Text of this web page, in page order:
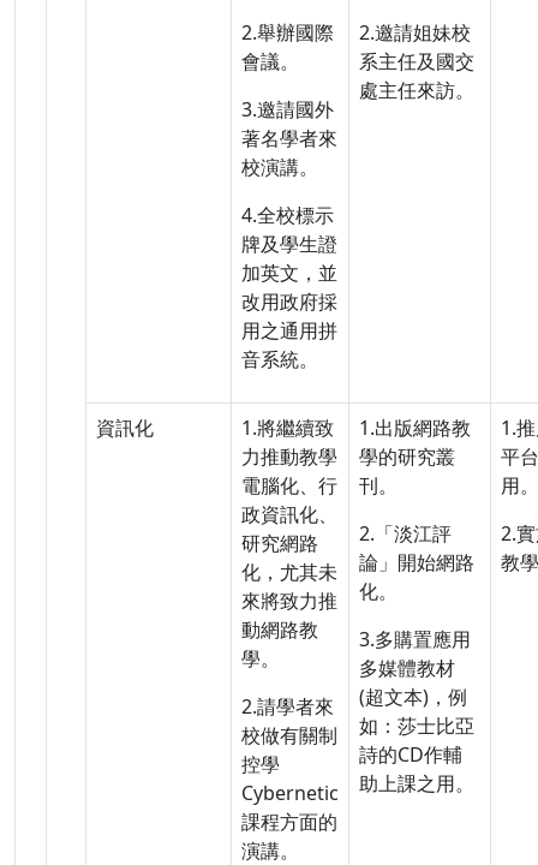
2.舉辦國際
會議。
3.邀請國外
著名學者來
校演講。
4.全校標示
牌及學生證
加英文，並
改用政府採
用之通用拼
音系統。
2.邀請姐妹校
系主任及國交
處主任來訪。
資訊化
1.將繼續致
力推動教學
電腦化、行
政資訊化、
研究網路
化，尤其未
來將致力推
動網路教
學。
2.請學者來
校做有關制
控學
Cybernetic
課程方面的
演講。
1.出版網路教
學的研究叢
刊。
2.「淡江評
論」開始網路
化。
3.多購置應用
多媒體教材
(超文本)，例
如：莎士比亞
詩的CD作輔
助上課之用。
1.
平
用。
2.
教